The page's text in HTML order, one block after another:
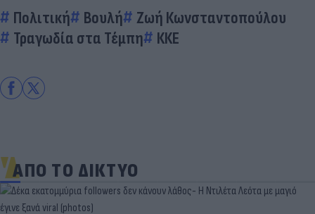
Πολιτική Βουλή
Ζωή Κωνσταντοπούλου
Τραγωδία στα Τέμπη
ΚΚΕ
ΑΠΟ ΤΟ ΔΙΚΤΥΟ